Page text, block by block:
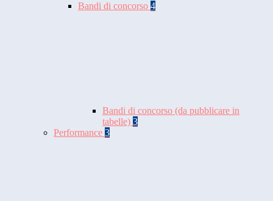
Bandi di concorso 4
Bandi di concorso (da pubblicare in
tabelle) 3
Performance 3